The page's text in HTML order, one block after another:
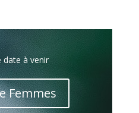
date à venir
Femmes